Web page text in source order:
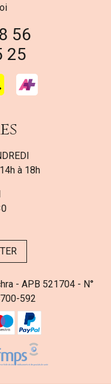
56
25
à 18h
- APB 521704 - N°
592